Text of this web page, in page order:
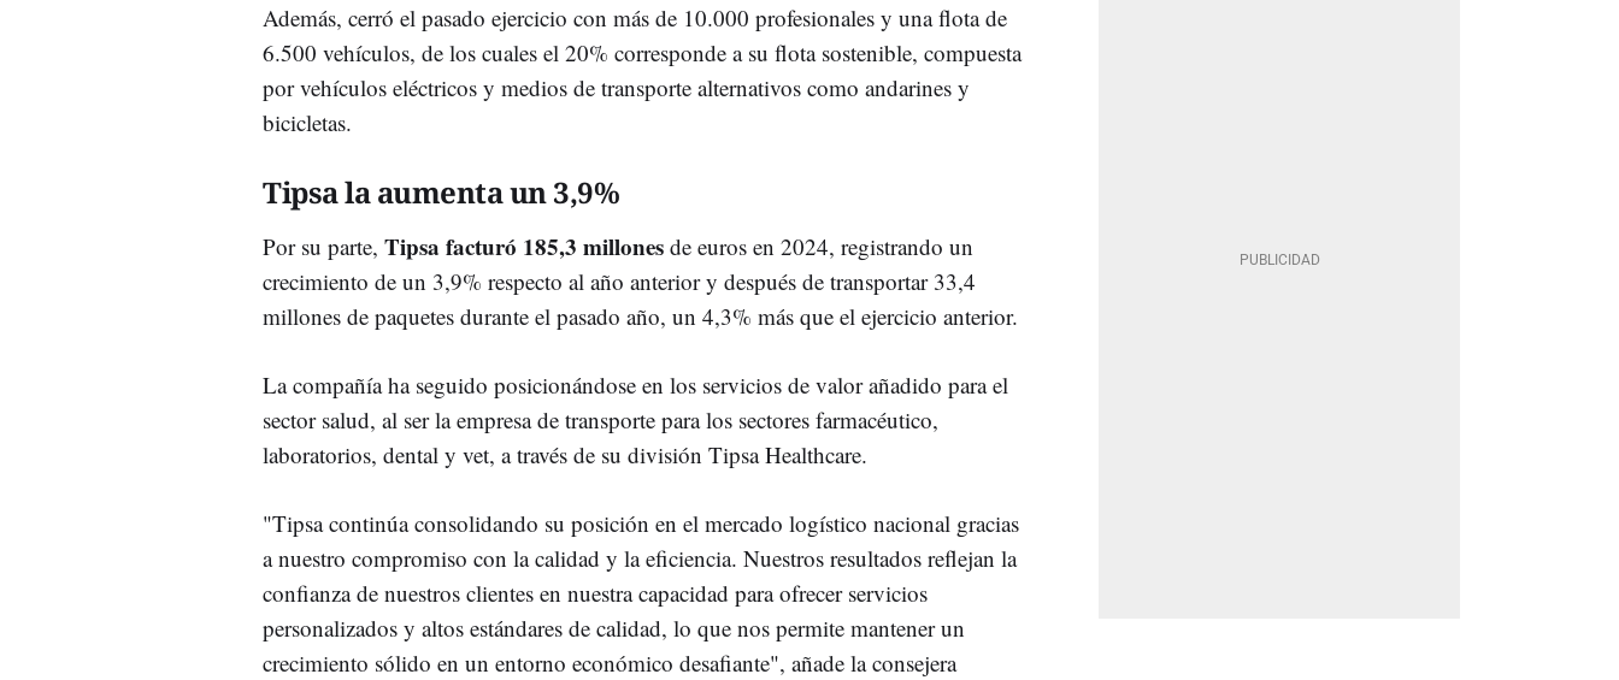
Además, cerró el pasado ejercicio con más de 10.000 profesionales y una flota de
6.500 vehículos, de los cuales el 20% corresponde a su flota sostenible, compuesta
por vehículos eléctricos y medios de transporte alternativos como andarines y
bicicletas.
Tipsa la aumenta un 3,9%
Por su parte, Tipsa facturó 185,3 millones de euros en 2024, registrando un
crecimiento de un 3,9% respecto al año anterior y después de transportar 33,4
millones de paquetes durante el pasado año, un 4,3% más que el ejercicio anterior.
La compañía ha seguido posicionándose en los servicios de valor añadido para el
sector salud, al ser la empresa de transporte para los sectores farmacéutico,
laboratorios, dental y vet, a través de su división Tipsa Healthcare.
"Tipsa continúa consolidando su posición en el mercado logístico nacional gracias
a nuestro compromiso con la calidad y la eficiencia. Nuestros resultados reflejan la
confianza de nuestros clientes en nuestra capacidad para ofrecer servicios
personalizados y altos estándares de calidad, lo que nos permite mantener un
crecimiento sólido en un entorno económico desafiante", añade la consejera